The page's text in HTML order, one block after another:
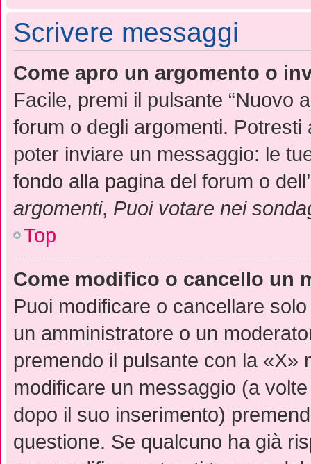
Scrivere messaggi
Come apro un argomento o
Facile, premi il pulsante “Nuovo
forum o degli argomenti.
poter inviare un messaggio: le
fondo alla pagina del forum o
argomenti, Puoi votare nei
Top
Come modifico o cancello un
Puoi modificare o cancellare
un amministratore o un
premendo il pulsante con la «X»
modificare un messaggio (a
dopo il suo inserimento)
questione. Se qualcuno ha già